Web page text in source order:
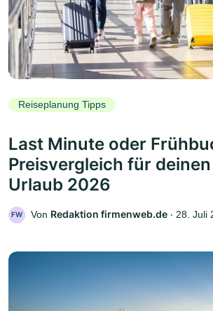
Reiseplanung Tipps
Last Minute oder
Preisvergleich für
Urlaub 2026
FW Von Redaktion firmenweb.de ‧ 28. Juli